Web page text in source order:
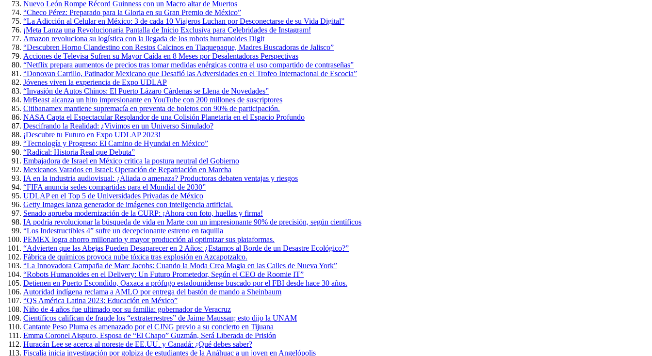
Nuevo León Rompe Récord Guinness con un Macro altar de Muertos
“Checo Pérez: Preparado para la Gloria en su Gran Premio de México”
“La Adicción al Celular en México: 3 de cada 10 Viajeros Luchan por Desconectarse de su Vida Digital”
¡Meta Lanza una Revolucionaria Pantalla de Inicio Exclusiva para Celebridades de Instagram!
Amazon revoluciona su logística con la llegada de los robots humanoides Digit
“Descubren Horno Clandestino con Restos Calcinos en Tlaquepaque, Madres Buscadoras de Jalisco”
Acciones de Televisa Sufren su Mayor Caída en 8 Meses por Desalentadoras Perspectivas
“Netflix prepara aumentos de precios tras tomar medidas enérgicas contra el uso compartido de contraseñas”
“Donovan Carrillo, Patinador Mexicano que Desafió las Adversidades en el Trofeo Internacional de Escocia”
Jóvenes viven la experiencia de Expo UDLAP
“Invasión de Autos Chinos: El Puerto Lázaro Cárdenas se Llena de Novedades”
MrBeast alcanza un hito impresionante en YouTube con 200 millones de suscriptores
Citibanamex mantiene supremacía en preventa de boletos con 90% de participación.
NASA Capta el Espectacular Resplandor de una Colisión Planetaria en el Espacio Profundo
Descifrando la Realidad: ¿Vivimos en un Universo Simulado?
¡Descubre tu Futuro en Expo UDLAP 2023!
“Tecnología y Progreso: El Camino de Hyundai en México”
“Radical: Historia Real que Debuta”
Embajadora de Israel en México critica la postura neutral del Gobierno
Mexicanos Varados en Israel: Operación de Repatriación en Marcha
IA en la industria audiovisual: ¿Aliada o amenaza? Productoras debaten ventajas y riesgos
“FIFA anuncia sedes compartidas para el Mundial de 2030”
UDLAP en el Top 5 de Universidades Privadas de México
Getty Images lanza generador de imágenes con inteligencia artificial.
Senado aprueba modernización de la CURP: ¡Ahora con foto, huellas y firma!
IA podría revolucionar la búsqueda de vida en Marte con un impresionante 90% de precisión, según científicos
“Los Indestructibles 4” sufre un decepcionante estreno en taquilla
PEMEX logra ahorro millonario y mayor producción al optimizar sus plataformas.
“Advierten que las Abejas Pueden Desaparecer en 2 Años: ¿Estamos al Borde de un Desastre Ecológico?”
Fábrica de químicos provoca nube tóxica tras explosión en Azcapotzalco.
“La Innovadora Campaña de Marc Jacobs: Cuando la Moda Crea Magia en las Calles de Nueva York”
“Robots Humanoides en el Delivery: Un Futuro Prometedor, Según el CEO de Roomie IT”
Detienen en Puerto Escondido, Oaxaca a prófugo estadounidense buscado por el FBI desde hace 30 años.
Autoridad indígena reclama a AMLO por entrega del bastón de mando a Sheinbaum
“QS América Latina 2023: Educación en México”
Niño de 4 años fue ultimado por su familia: gobernador de Veracruz
Científicos califican de fraude los “extraterrestres” de Jaime Maussan; esto dijo la UNAM
Cantante Peso Pluma es amenazado por el CJNG previo a su concierto en Tijuana
Emma Coronel Aispuro, Esposa de “El Chapo” Guzmán, Será Liberada de Prisión
Huracán Lee se acerca al noreste de EE.UU. y Canadá: ¿Qué debes saber?
Fiscalía inicia investigación por golpiza de estudiantes de la Anáhuac a un joven en Angelópolis